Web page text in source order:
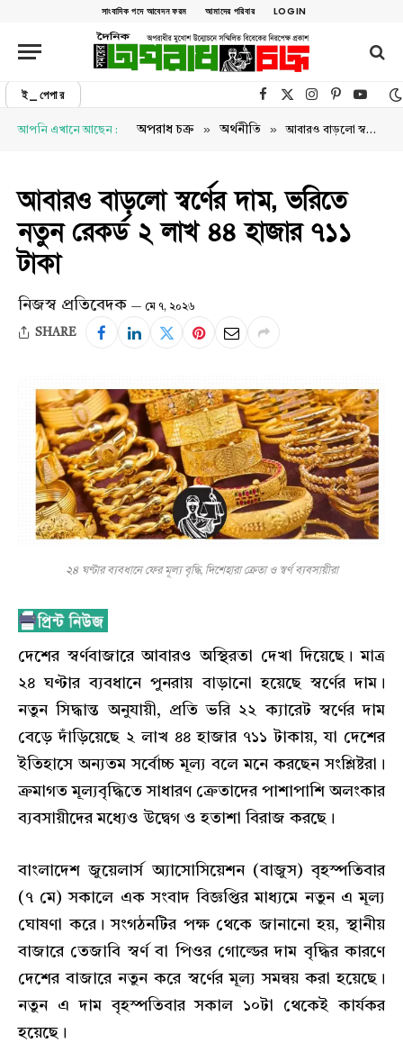
সাংবাদিক পদে আবেদন ফরম আমাদের পরিবার LOGIN
ই_পেপার Facebook
X (Twitter)Instagram
Pinterest
আপনি এখানে আছেন : অপরাধ চক্র » অর্থনীতি » আবারও বাড়লো স্বর্ণের দাম, ভরিতে নতুন রেকর্ড ২ লাখ ৪৪ হাজার ৭১১ টাকা
আবারও বাড়লো স্বর্ণের দাম, ভরিতে
নতুন রেকর্ড ২ লাখ ৪৪ হাজার ৭১১
টাকা
নিজস্ব প্রতিবেদক মে ৭, ২০২৬
SHARE
২৪ ঘণ্টার ব্যবধানে ফের মূল্য বৃদ্ধি, দিশেহারা ক্রেতা ও স্বর্ণ ব্যবসায়ীরা
দেশের স্বর্ণবাজারে আবারও অস্থিরতা দেখা দিয়েছে। মাত্র
২৪ ঘণ্টার ব্যবধানে পুনরায় বাড়ানো হয়েছে স্বর্ণের দাম।
নতুন সিদ্ধান্ত অনুযায়ী, প্রতি ভরি ২২ ক্যারেট স্বর্ণের দাম
বেড়ে দাঁড়িয়েছে ২ লাখ ৪৪ হাজার ৭১১ টাকায়, যা দেশের
ইতিহাসে অন্যতম সর্বোচ্চ মূল্য বলে মনে করছেন সংশ্লিষ্টরা।
ক্রমাগত মূল্যবৃদ্ধিতে সাধারণ ক্রেতাদের পাশাপাশি অলংকার
ব্যবসায়ীদের মধ্যেও উদ্বেগ ও হতাশা বিরাজ করছে।
বাংলাদেশ জুয়েলার্স অ্যাসোসিয়েশন (বাজুস) বৃহস্পতিবার
(৭ মে) সকালে এক সংবাদ বিজ্ঞপ্তির মাধ্যমে নতুন এ মূল্য
ঘোষণা করে। সংগঠনটির পক্ষ থেকে জানানো হয়, স্থানীয়
বাজারে তেজাবি স্বর্ণ বা পিওর গোল্ডের দাম বৃদ্ধির কারণে
দেশের বাজারে নতুন করে স্বর্ণের মূল্য সমন্বয় করা হয়েছে।
নতুন এ দাম বৃহস্পতিবার সকাল ১০টা থেকেই কার্যকর
হয়েছে।